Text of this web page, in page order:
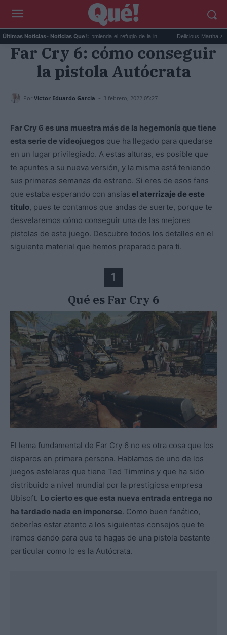
Últimas Noticias- Noticias Que!:
National Geographic recomienda el refugio de la in... Delicious Martha
Far Cry 6: cómo conseguir
la pistola Autócrata
Por Victor Eduardo García - 3 febrero, 2022 05:27
Far Cry 6 es una muestra más de la hegemonía que tiene
esta serie de videojuegos que ha llegado para quedarse
en un lugar privilegiado. A estas alturas, es posible que
te apuntes a su nueva versión, y la misma está teniendo
sus primeras semanas de estreno. Si eres de esos fans
que estaba esperando con ansias el aterrizaje de este
título, pues te contamos que andas de suerte, porque te
desvelaremos cómo conseguir una de las mejores
pistolas de este juego. Descubre todos los detalles en el
siguiente material que hemos preparado para ti.
1
Qué es Far Cry 6
El lema fundamental de Far Cry 6 no es otra cosa que los
disparos en primera persona. Hablamos de uno de los
juegos estelares que tiene Ted Timmins y que ha sido
distribuido a nivel mundial por la prestigiosa empresa
Ubisoft. Lo cierto es que esta nueva entrada entrega no
ha tardado nada en imponerse. Como buen fanático,
deberías estar atento a los siguientes consejos que te
iremos dando para que te hagas de una pistola bastante
particular como lo es la Autócrata.